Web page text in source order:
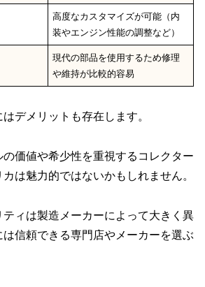
高度なカスタマイズが可能（内
装やエンジン性能の調整など）
現代の部品を使用するため修理
や維持が比較的容易
デメリットも存在します。
価値や希少性を重視するコレクター
は魅力的ではないかもしれません。
ティは製造メーカーによって大きく異
信頼できる専門店やメーカーを選ぶ